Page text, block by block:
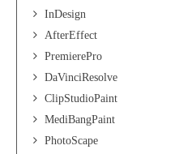
InDesign
AfterEffect
PremierePro
DaVinciResolve
ClipStudioPaint
MediBangPaint
PhotoScape